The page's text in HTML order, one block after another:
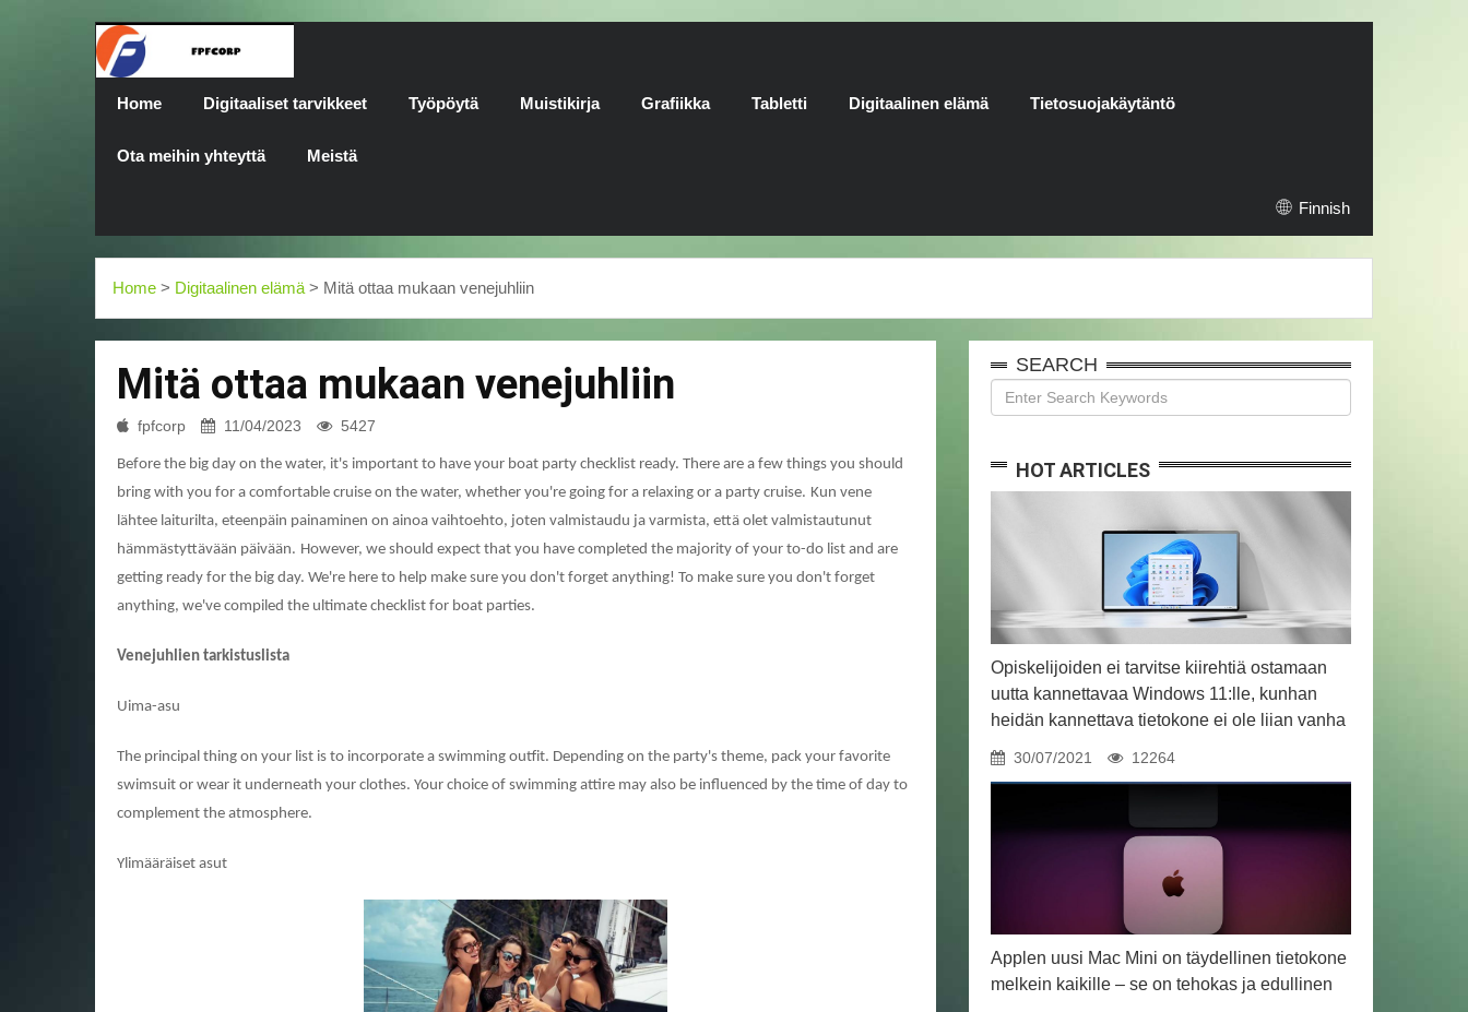
Home Digitaaliset tarvikkeet Työpöytä Muistikirja Grafiikka Tabletti Digitaalinen elämä Tietosuojakäytäntö
Ota meihin yhteyttä Meistä
Finnish
Home > Digitaalinen elämä > Mitä ottaa mukaan venejuhliin
Mitä ottaa mukaan venejuhliin
fpfcorp 11/04/2023 5427
Before the big day on the water, it's important to have your boat party checklist ready. There are a few things you should
bring with you for a comfortable cruise on the water, whether you're going for a relaxing or a party cruise. Kun vene
lähtee laiturilta, eteenpäin painaminen on ainoa vaihtoehto, joten valmistaudu ja varmista, että olet valmistautunut
hämmästyttävään päivään. However, we should expect that you have completed the majority of your to-do list and are
getting ready for the big day. We're here to help make sure you don't forget anything! To make sure you don't forget
anything, we've compiled the ultimate checklist for boat parties.
Venejuhlien tarkistuslista
Uima-asu
The principal thing on your list is to incorporate a swimming outfit. Depending on the party's theme, pack your favorite
swimsuit or wear it underneath your clothes. Your choice of swimming attire may also be influenced by the time of day to
complement the atmosphere.
Ylimääräiset asut
SEARCH
HOT ARTICLES
Opiskelijoiden ei tarvitse kiirehtiä ostamaan
uutta kannettavaa Windows 11:lle, kunhan
heidän kannettava tietokone ei ole liian vanha
30/07/2021 12264
Applen uusi Mac Mini on täydellinen tietokone
melkein kaikille – se on tehokas ja edullinen